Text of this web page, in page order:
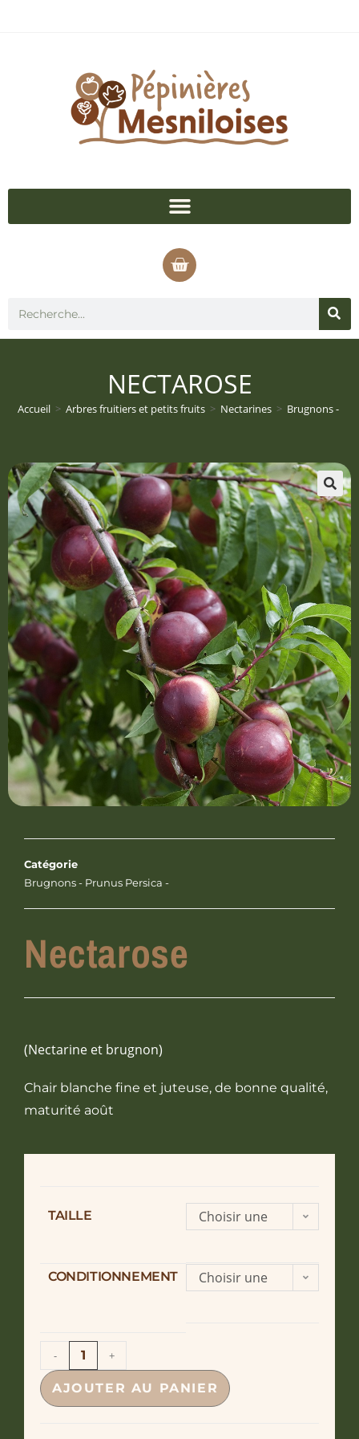
NECTAROSE
Accueil > Arbres fruitiers et petits fruits > Nectarines > Brugnons -
Catégorie
Brugnons - Prunus Persica -
Nectarose
(Nectarine et brugnon)
Chair blanche fine et juteuse, de bonne qualité,
maturité août
TAILLE
Choisir une
CONDITIONNEMENT
Choisir une
- +
AJOUTER AU PANIER